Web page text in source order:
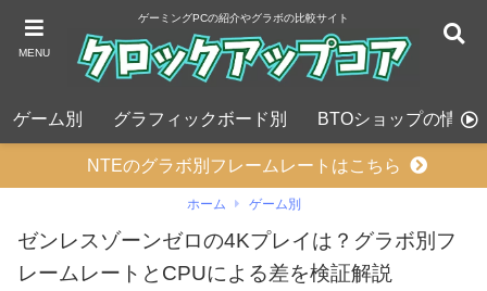
MENU
ゲーミングPCの紹介やグラボの比較サイト
ゲーム別 グラフィックボード別 BTOショップの情報
NTEのグラボ別フレームレートはこちら
ホーム ゲーム別
ゼンレスゾーンゼロの4Kプレイは？グラボ別フ
レームレートとCPUによる差を検証解説